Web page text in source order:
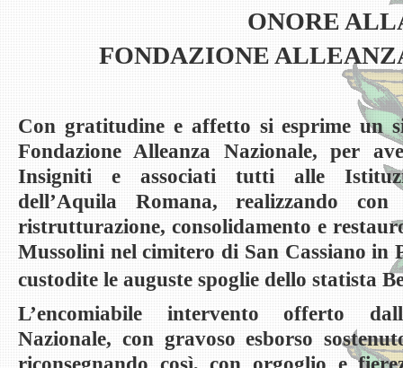
ONORE
FONDAZIONE
Con gratitudine e affetto si esprime un
Fondazione Alleanza Nazionale, per
Insigniti e associati tutti alle
dell’Aquila Romana, realizzando
ristrutturazione, consolidamento e
Mussolini nel cimitero di San Cassiano in
custodite le auguste spoglie dello statista
L’encomiabile intervento offerto
Nazionale, con gravoso esborso